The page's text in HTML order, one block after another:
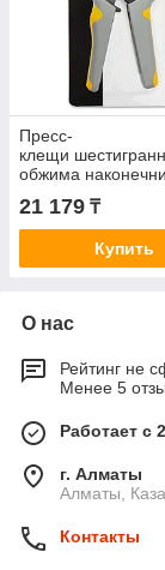
Пресс-
клещи
обжима
6 мм 2 Rage by Vira
21 179 ₸
Купить
О нас
Рейтинг не
Менее 5
Работает с
г. Алматы
Алматы,
Контакты